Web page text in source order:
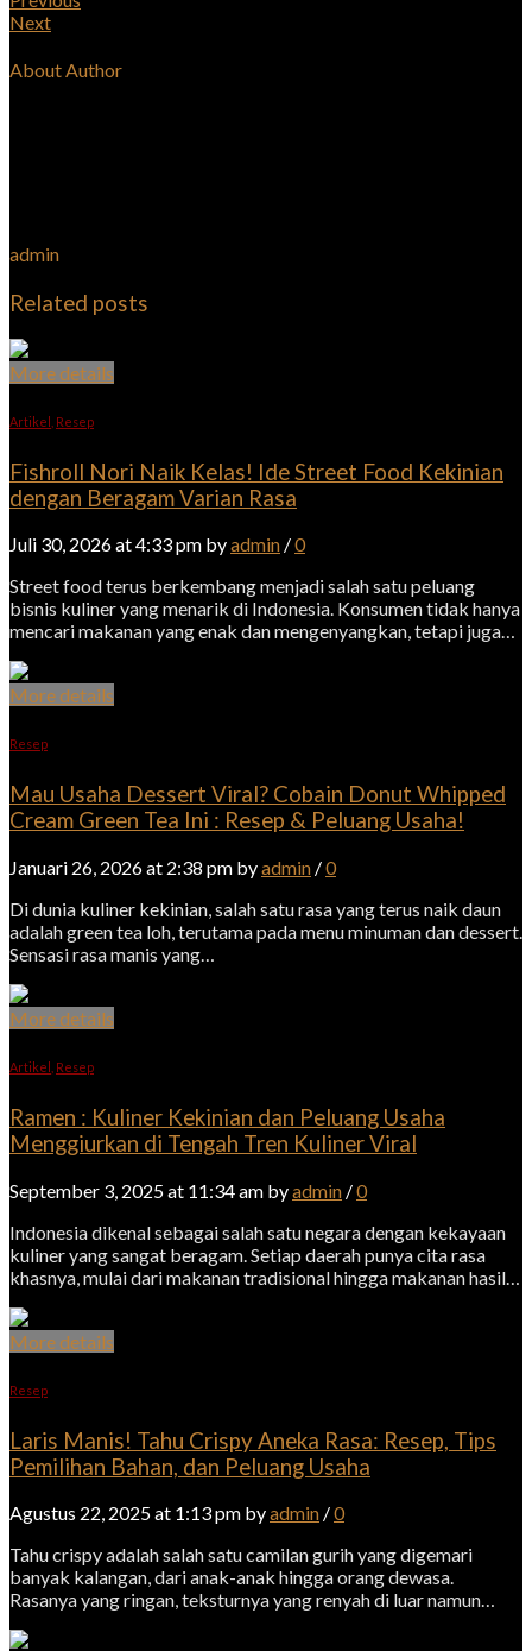
Next
About Author
admin
Related posts
More details
Artikel Resep
Fishroll Nori Naik Kelas! Ide Street Food Kekinian
dengan Beragam Varian Rasa
Juli 30, 2026 at 4:33 pm byadmin /0
Street food terus berkembang menjadi salah satu peluang
bisnis kuliner yang menarik di Indonesia. Konsumen tidak hanya
mencari makanan yang enak dan mengenyangkan, tetapi juga…
More details
Resep
Mau Usaha Dessert Viral? Cobain Donut Whipped
Cream Green Tea Ini : Resep & Peluang Usaha!
Januari 26, 2026 at 2:38 pm byadmin /0
Di dunia kuliner kekinian, salah satu rasa yang terus naik daun
adalah green tea loh, terutama pada menu minuman dan dessert.
Sensasi rasa manis yang…
More details
Artikel Resep
Ramen : Kuliner Kekinian dan Peluang Usaha
Menggiurkan di Tengah Tren Kuliner Viral
September 3, 2025 at 11:34 am byadmin /0
Indonesia dikenal sebagai salah satu negara dengan kekayaan
kuliner yang sangat beragam. Setiap daerah punya cita rasa
khasnya, mulai dari makanan tradisional hingga makanan hasil…
More details
Resep
Laris Manis! Tahu Crispy Aneka Rasa: Resep, Tips
Pemilihan Bahan, dan Peluang Usaha
Agustus 22, 2025 at 1:13 pm byadmin /0
Tahu crispy adalah salah satu camilan gurih yang digemari
banyak kalangan, dari anak-anak hingga orang dewasa.
Rasanya yang ringan, teksturnya yang renyah di luar namun…